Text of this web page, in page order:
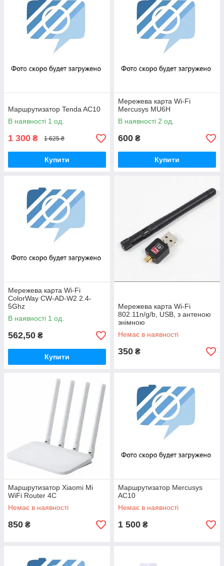
Маршрутизатор Tenda AC10
В наявності 1 од.
1 300 ₴ 1 625 ₴
Купити
Мережева карта Wi-Fi
Mercusys MU6H
В наявності 2 од.
600 ₴
Купити
Мережева карта Wi-Fi
ColorWay CW-AD-W2 2.4-
5Ghz
В наявності 1 од.
562,50 ₴
Купити
Мережева карта Wi-Fi
802.11n/g/b, USB, з антеною
знімною
Немає в наявності
350 ₴
Маршрутизатор Xiaomi Mi
WiFi Router 4C
Немає в наявності
850 ₴
Маршрутизатор Mercusys
AC10
Немає в наявності
1 500 ₴